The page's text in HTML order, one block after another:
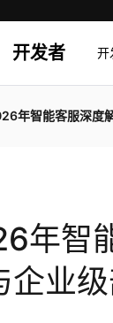
开发者 开
年智能客服深度解析：AI
年智
企业